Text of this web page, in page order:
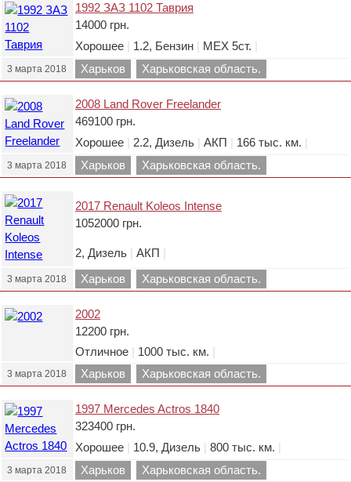
1992 ЗАЗ 1102 Таврия
14000 грн.
Хорошее
1.2, Бензин МЕХ 5ст.
3 марта 2018 Харьков Харьковская область.
2008 Land Rover Freelander
469100 грн.
Хорошее
2.2, Дизель АКП 166 тыс. км.
3 марта 2018 Харьков Харьковская область.
2017 Renault Koleos Intense
1052000 грн.
2, Дизель АКП
3 марта 2018 Харьков Харьковская область.
2002
12200 грн.
Отличное
1000 тыс. км.
3 марта 2018 Харьков Харьковская область.
1997 Mercedes Actros 1840
323400 грн.
Хорошее
10.9, Дизель 800 тыс. км.
3 марта 2018 Харьков Харьковская область.